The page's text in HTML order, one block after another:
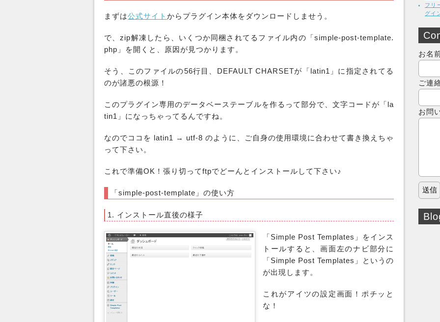
まずは公式サイト からプラグイン本体をダウンロードしませう。
で、zip解凍したら、いくつか同梱されてるファイル内の「simple-post-template.
php」を開くと、原因が見つかります。
そう、このファイルの56行目、DEFAULT CHARSETが「latin1」に指定されてる
のが諸悪の根源！
このプラグイン専用のデータベーステーブルを作るって部分で、文字コードが「la
tin1」になっちゃってるんですね。
なのでココを latin1 → utf-8 のように、ご自身の使用環境に合わせて書き換えちゃ
って下さい。
これで準備OK！張り切ってftpでどーんとインストールして下さい♪
「simple-post-template」の使い方
1. インストール直後の様子
「Simple Post Templates」をインス
トールすると、画面左のナビ部分に
「Simple Post Templates」というの
が出現します。
これがアイツの設定画面！ポチッと
な！
フリ
グイ
お名
ご連
お問